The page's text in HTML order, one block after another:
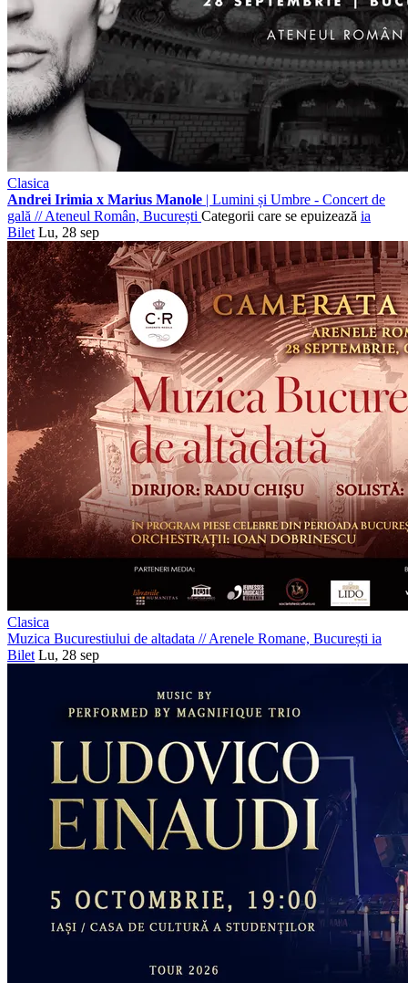
Clasica
Andrei Irimia x Marius Manole | Lumini și Umbre - Concert de
gală //Ateneul Român, București Categorii care se epuizează ia
Bilet Lu, 28 sep
Clasica
Muzica Bucurestiului de altadata //Arenele Romane, București ia
Bilet Lu, 28 sep